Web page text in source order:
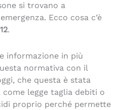
si trovano a
Ecco cosa c’è
.
informazione in più
normativa con il
che questa è stata
legge taglia debiti o
proprio perché permette